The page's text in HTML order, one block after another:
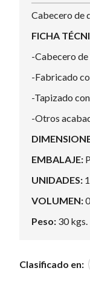
Cabecero de
FICHA
-Cabecero de
-Fabricado
-Tapizado
-Otros
EMBALAJE:
UNIDADES: 1
VOLUMEN:
Peso: 30 kgs.
Clasificado en: